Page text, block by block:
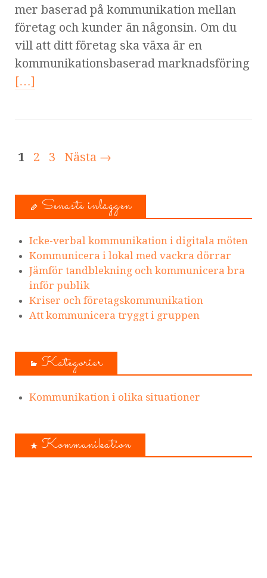
mer baserad på kommunikation mellan
företag och kunder än någonsin. Om du
vill att ditt företag ska växa är en
kommunikationsbaserad marknadsföring
[…]
1 2 3 Nästa →
Senaste inläggen
Icke-verbal kommunikation i digitala möten
Kommunicera i lokal med vackra dörrar
Jämför tandblekning och kommunicera bra
inför publik
Kriser och företagskommunikation
Att kommunicera tryggt i gruppen
Kategorier
Kommunikation i olika situationer
Kommunikation